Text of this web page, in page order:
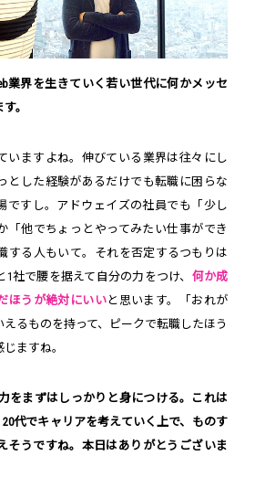
業界を生きていく若い世代に何かメッセ
。
いますよね。伸びている業界は往々にし
とした経験があるだけでも転職に困らな
ですし。アドウェイズの社員でも「少し
「他でちょっとやってみたい仕事ができ
する人もいて。それを否定するつもりは
社で腰を据えて自分の力をつけ、 何か成
ほうが絶対にいい と思います。「おれが
るものを持って、ピークで転職したほう
ますね。
をまずはしっかりと身につける。これは
代でキャリアを考えていく上で、ものす
そうですね。本日はありがとうございま